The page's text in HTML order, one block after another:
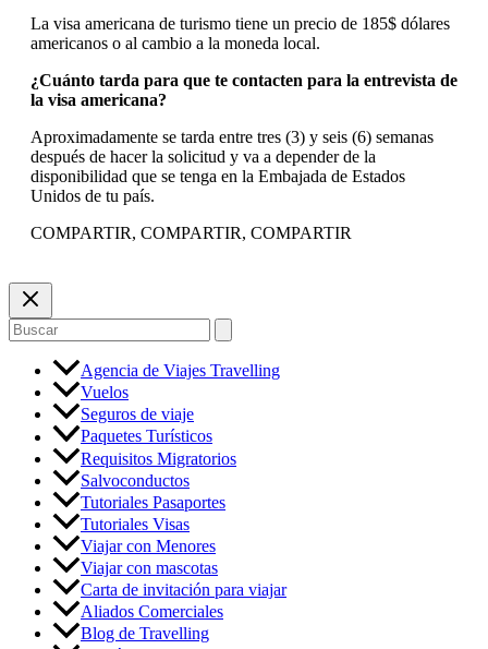
La visa americana de turismo tiene un precio de 185$ dólares
americanos o al cambio a la moneda local.
¿Cuánto tarda para que te contacten para la entrevista de
la visa americana?
Aproximadamente se tarda entre tres (3) y seis (6) semanas
después de hacer la solicitud y va a depender de la
disponibilidad que se tenga en la Embajada de Estados
Unidos de tu país.
COMPARTIR, COMPARTIR, COMPARTIR
Buscar
por:
Agencia de Viajes Travelling
Vuelos
Seguros de viaje
Paquetes Turísticos
Requisitos Migratorios
Salvoconductos
Tutoriales Pasaportes
Tutoriales Visas
Viajar con Menores
Viajar con mascotas
Carta de invitación para viajar
Aliados Comerciales
Blog de Travelling